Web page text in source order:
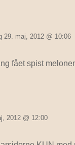
29. maj, 2012 @ 10:06
fået spist
2012 @ 12:00